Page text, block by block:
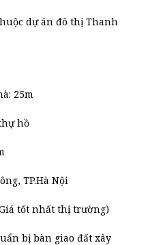
dự án đô thị Thanh
25m
hồ
TP.Hà Nội
tốt nhất thị trường)
bị bàn giao đất xây